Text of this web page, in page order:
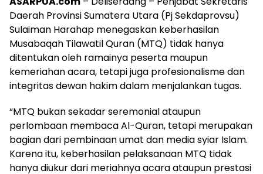
Daerah Provinsi Sumatera Utara (Pj Sekdaprovsu)
Sulaiman Harahap menegaskan keberhasilan
Musabaqah Tilawatil Quran (MTQ) tidak hanya
ditentukan oleh ramainya peserta maupun
kemeriahan acara, tetapi juga profesionalisme dan
integritas dewan hakim dalam menjalankan tugas.
“MTQ bukan sekadar seremonial ataupun
perlombaan membaca Al-Quran, tetapi merupakan
bagian dari pembinaan umat dan media syiar Islam.
Karena itu, keberhasilan pelaksanaan MTQ tidak
hanya diukur dari meriahnya acara ataupun prestasi